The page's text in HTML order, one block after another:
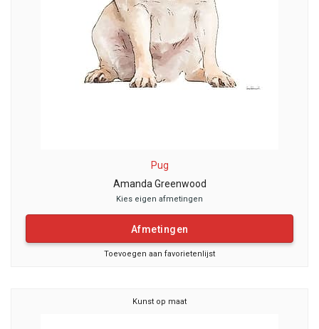
Pug
Amanda Greenwood
Kies eigen afmetingen
Afmetingen
Toevoegen aan favorietenlijst
Kunst op maat